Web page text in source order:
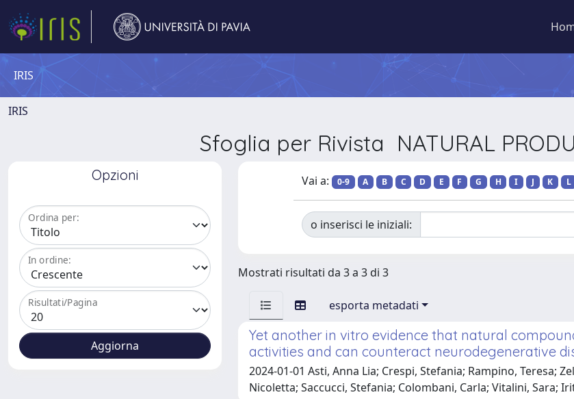
IRIS
IRIS
Sfoglia per Rivista NATURAL
Opzioni
Ordina per:
In ordine:
Risultati/Pagina
Vai a: 0-9 A B C D E F G H I J K L
o inserisci le iniziali:
Mostrati risultati da 3 a 3 di 3
esporta metadati
Yet another in vitro evidence that natural
activities and can counteract neurodegenerative
2024-01-01 Asti, Anna Lia; Crespi, Stefania; Rampino, Teresa;
Nicoletta; Saccucci, Stefania; Colombani, Carla; Vitalini, Sara;